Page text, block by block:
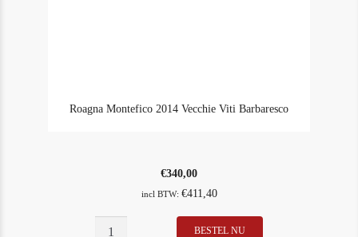
Roagna Montefico 2014 Vecchie Viti Barbaresco
€340,00
incl BTW: €411,40
Roagna
BESTEL NU